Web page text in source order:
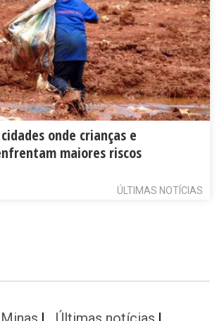
onde crianças e
maiores riscos
ÚLTIMAS NOTÍCIAS